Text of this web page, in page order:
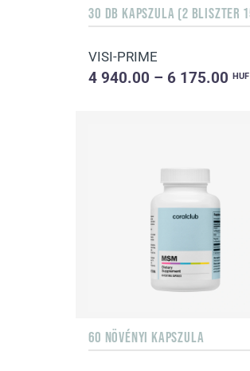
VISI-PRIME
4 940.00 – 6 175.00HUF
60 NÖVÉNYI KAPSZULA